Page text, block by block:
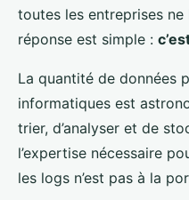
toutes les entreprises ne
réponse est simple :
La quantité de données
informatiques est
trier, d’analyser et de
l’expertise nécessaire
les logs n’est pas à la